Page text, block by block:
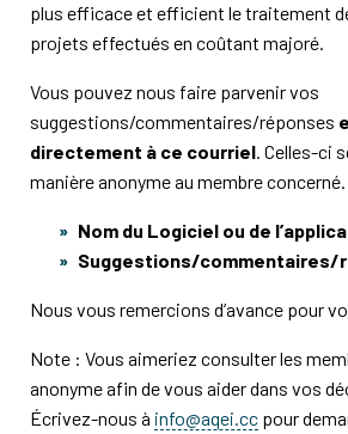
plus efficace et efficient le traitement
projets effectués en coûtant majoré.
Vous pouvez nous faire parvenir vos
suggestions/commentaires/réponses
directement à ce courriel. Celles-ci
manière anonyme au membre concerné.
Nom du Logiciel ou de
Suggestions/commentaires/
Nous vous remercions d’avance pour
Note : Vous aimeriez consulter les
anonyme afin de vous aider dans vos
Écrivez-nous à info@aqei.ccpour